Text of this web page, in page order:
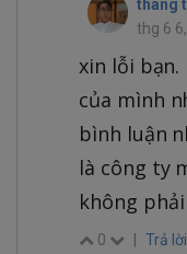
thang
thg 6
xin lỗi
của mình
bình luận
là công ty
không
0 | Trả lời